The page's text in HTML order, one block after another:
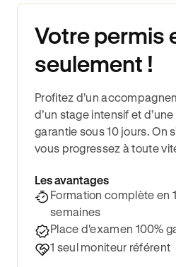
Votre permis
seulement !
Profitez d’un
d’un stage intensif et
garantie sous 10 jours. On
vous progressez à toute
Les avantages
Formation complète en
semaines
Place d'examen 100%
1 seul moniteur référent